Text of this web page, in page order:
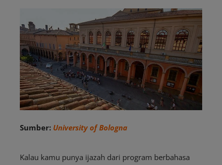
Sumber: University of Bologna
Kalau kamu punya ijazah dari program berbahasa